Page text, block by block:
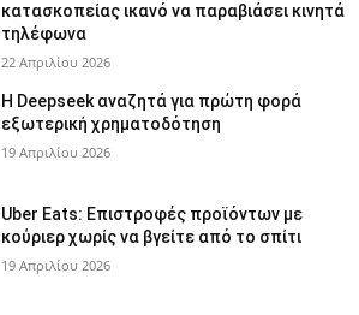
κατασκοπείας ικανό να παραβιάσει κινητά
τηλέφωνα
22 Απριλίου 2026
Η Deepseek αναζητά για πρώτη φορά
εξωτερική χρηματοδότηση
19 Απριλίου 2026
Uber Eats: Επιστροφές προϊόντων με
κούριερ χωρίς να βγείτε από το σπίτι
19 Απριλίου 2026